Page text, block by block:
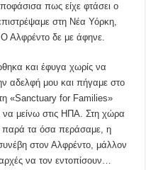
πως είχε φτάσει ο
στη Νέα Υόρκη,
Αλφρέντο δε με άφηνε.
και έφυγα χωρίς να
αδελφή μου και πήγαμε στο
«Sanctuary for Families»
μείνω στις ΗΠΑ. Στη χώρα
παρά τα όσα περάσαμε, η
στον Αλφρέντο, μάλλον
να τον εντοπίσουν…